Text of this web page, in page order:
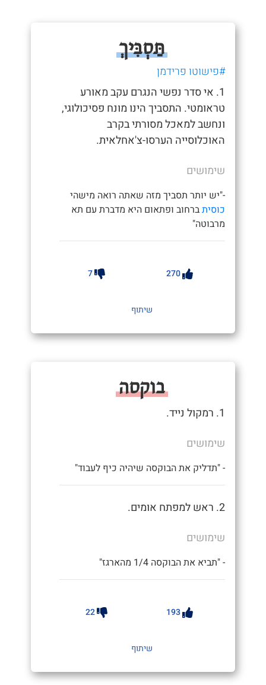
תַּסְבִּיךְ
#פישוטו פרידמן
1. אי סדר נפשי הנגרם עקב מאורע
טראומטי. התסביך הינו מונח פסיכולוגי,
ונחשב למאכל מסורתי בקרב
האוכלוסייה הערסו-צ'אחלאית.
שימושים
-"יש יותר תסביך מזה שאתה רואה מישהי
כוסיתברחוב ופתאום היא מדברת עם תא
מרבוטה"
270
7
שיתוף
בוקסה
1. רמקול נייד.
שימושים
- "תדליק את הבוקסה שיהיה כיף לעבוד"
2. ראש למפתח אומים.
שימושים
- "תביא את הבוקסה 1/4 מהארגז"
193
22
שיתוף